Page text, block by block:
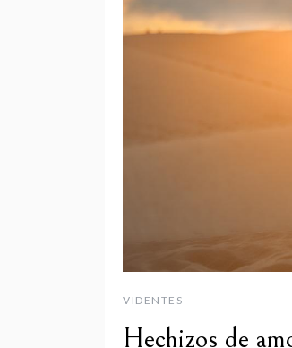
VIDENTES
Hechizos de